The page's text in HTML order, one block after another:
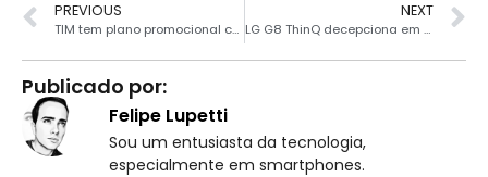
PREVIOUS
TIM tem plano promocional com 4 GB por R$20 mensal
NEXT
LG G8 ThinQ decepciona em teste do DxOMark
Publicado por:
Felipe Lupetti
Sou um entusiasta da tecnologia,
especialmente em smartphones.